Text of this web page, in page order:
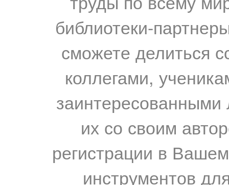
библиотеки-
сможете делиться
коллегами,
их со своим
регистрации в
инструментов